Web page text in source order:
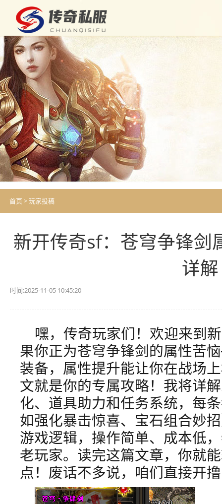
首页 >玩家投稿
新开传奇sf：苍穹争锋剑
详解
时间:2025-11-05 10:45:20
嘿，传奇玩家们！欢迎来到
果你正为苍穹争锋剑的属性苦
装备，属性提升能让你在战场
文就是你的专属攻略！我将详
化、道具助力和任务系统，每
如强化暴击惊喜、宝石组合妙
游戏逻辑，操作简单、成本低
老玩家。读完这篇文章，你就
点！废话不多说，咱们直接开